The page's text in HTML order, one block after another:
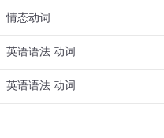
情态动词
英语语法 动词
英语语法 动词